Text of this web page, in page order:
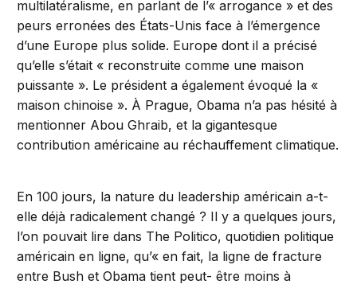
multilatéralisme, en parlant de l’« arrogance » et des
peurs erronées des États-Unis face à l’émergence
d’une Europe plus solide. Europe dont il a précisé
qu’elle s’était « reconstruite comme une maison
puissante ». Le président a également évoqué la «
maison chinoise ». À Prague, Obama n’a pas hésité à
mentionner Abou Ghraib, et la gigantesque
contribution américaine au réchauffement climatique.
En 100 jours, la nature du leadership américain a-t-
elle déjà radicalement changé ? Il y a quelques jours,
l’on pouvait lire dans The Politico, quotidien politique
américain en ligne, qu’« en fait, la ligne de fracture
entre Bush et Obama tient peut- être moins à